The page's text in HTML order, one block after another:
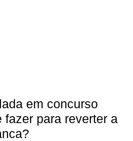
em concurso
fazer para reverter a